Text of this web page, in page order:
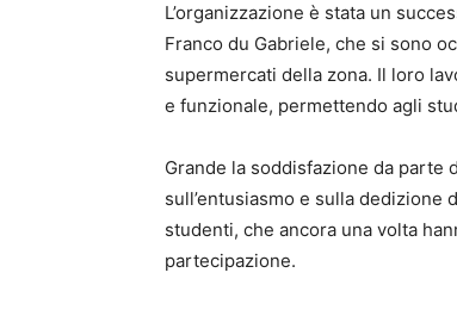
L’organizzazione è stata un
Franco du Gabriele, che si sono
supermercati della zona. Il loro
e funzionale, permettendo agli
Grande la soddisfazione da parte
sull’entusiasmo e sulla
studenti, che ancora una volta
partecipazione.